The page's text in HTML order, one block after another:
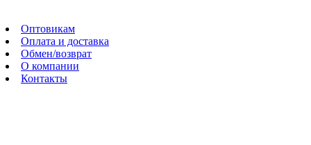
Оптовикам
Оплата и доставка
Обмен/возврат
О компании
Контакты